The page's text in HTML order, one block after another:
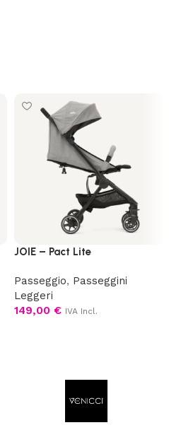
JOIE – Pact Lite
Passeggio, Passeggini
Leggeri
149,00 € IVA Incl.